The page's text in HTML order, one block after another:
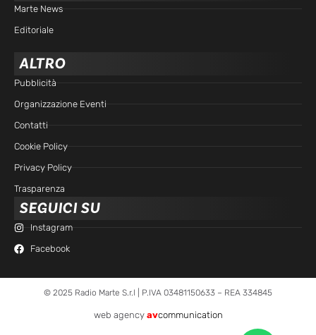
Marte News
Editoriale
ALTRO
Pubblicità
Organizzazione Eventi
Contatti
Cookie Policy
Privacy Policy
Trasparenza
SEGUICI SU
Instagram
Facebook
© 2025 Radio Marte S.r.l | P.IVA 03481150633 – REA 334845
web agency avcommunication